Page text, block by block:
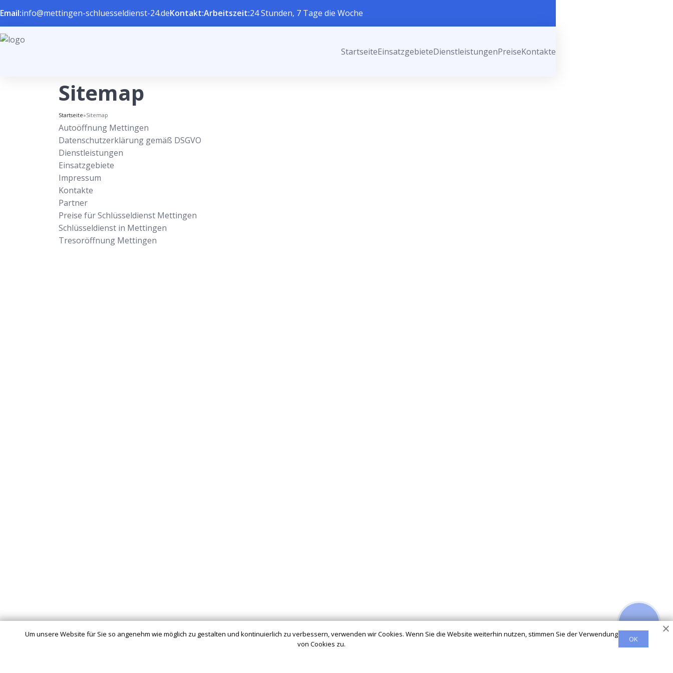
Email:info@mettingen-schluesseldienst-24.deKontakt:Arbeitszeit:24 Stunden, 7 Tage die Woche
StartseiteEinsatzgebieteDienstleistungenPreiseKontakte
Sitemap
Startseite»Sitemap
Autoöffnung Mettingen
Datenschutzerklärung gemäß DSGVO
Dienstleistungen
Einsatzgebiete
Impressum
Kontakte
Partner
Preise für Schlüsseldienst Mettingen
Schlüsseldienst in Mettingen
Tresoröffnung Mettingen
Um unsere Website für Sie so angenehm wie möglich zu gestalten und kontinuierlich zu verbessern, verwenden wir Cookies. Wenn Sie die Website weiterhin nutzen, stimmen Sie der Verwendung
von Cookies zu.
OK